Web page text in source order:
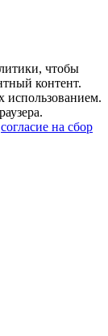
чтобы
контент.
использованием.
согласие на сбор